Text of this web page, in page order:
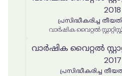
2018
പ്രസിദ്ധീകരിച്ച തീയതി
വാർഷിക വൈറ്റൽ
2017
പ്രസിദ്ധീകരിച്ച